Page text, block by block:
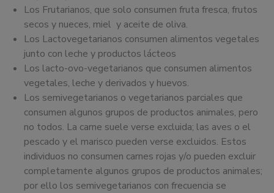
eventos.
Los Frutarianos, que solo consumen fruta fresca, frutos
secos y nueces, miel y aceite de oliva.
Los Lactovegetarianos consumen alimentos vegetales
junto con leche y productos lácteos
Los lacto-ovo-vegetarianos que consumen alimentos
vegetales, leche y derivados y huevos.
Los semivegetarianos o vegetarianos parciales que
consumen algunos grupos de productos animales, pero
no todos. La carne suele verse excluida; las aves o el
pescado y el marisco pueden verse excluidos. Estos
individuos no consumen carnes rojas y/o pueden excluir
completamente algunos grupos de productos animales;
por ello los semivegetarianos con frecuencia se